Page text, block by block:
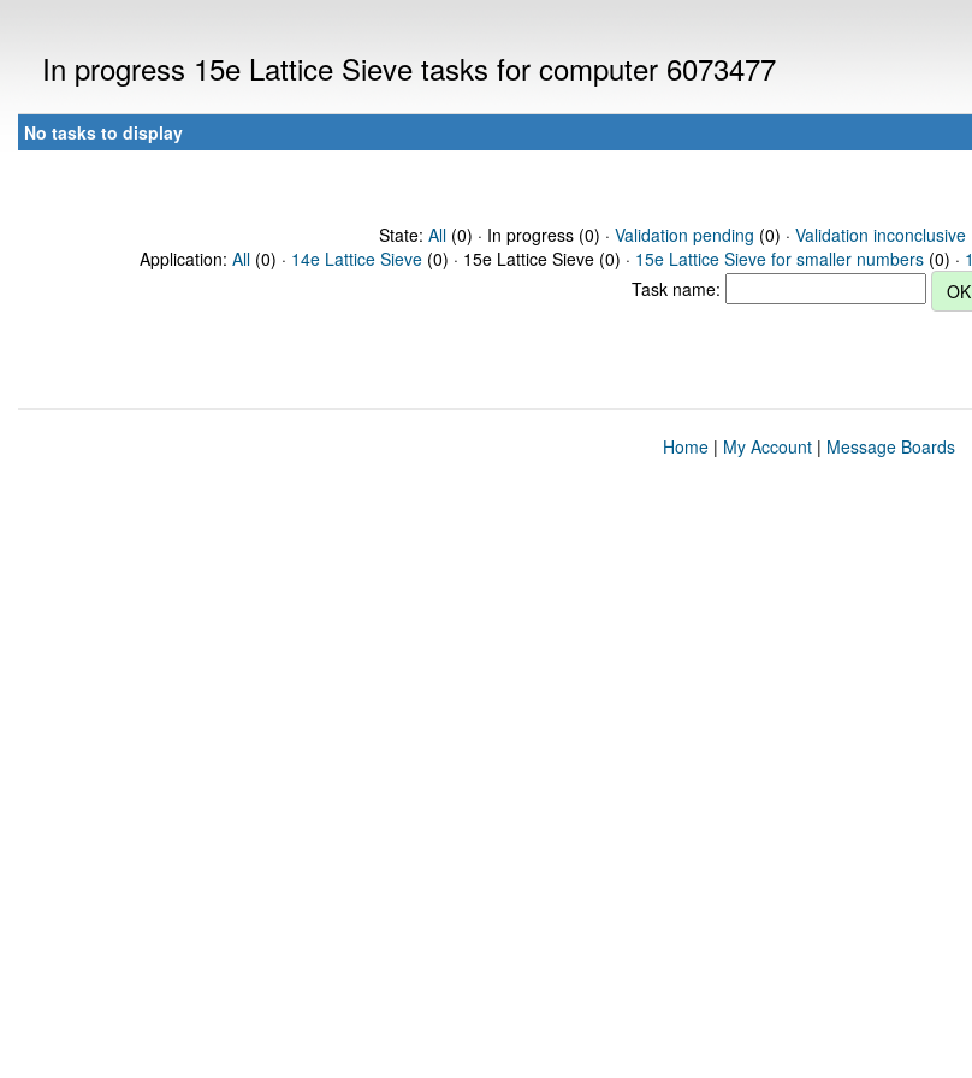
In progress 15e Lattice Sieve tasks for computer 6073477
No tasks to display
State: All(0) · In progress (0) · Validation pending (0) · Validation inconclusive
Application: All (0) · 14e Lattice Sieve (0) · 15e Lattice Sieve (0) · 15e Lattice Sieve for smaller numbers (0) ·
Task name:
Home| My Account| Message Boards